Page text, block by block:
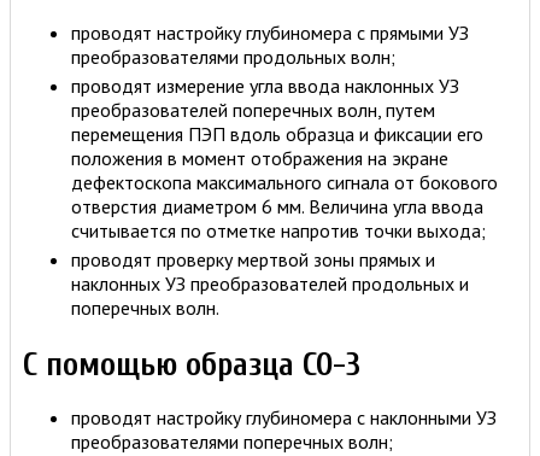
проводят настройку глубиномера с прямыми УЗ
преобразователями продольных волн;
проводят измерение угла ввода наклонных УЗ
преобразователей поперечных волн, путем
перемещения ПЭП вдоль образца и фиксации его
положения в момент отображения на экране
дефектоскопа максимального сигнала от бокового
отверстия диаметром 6 мм. Величина угла ввода
считывается по отметке напротив точки выхода;
проводят проверку мертвой зоны прямых и
наклонных УЗ преобразователей продольных и
поперечных волн.
С помощью образца СО-3
проводят настройку глубиномера с наклонными УЗ
преобразователями поперечных волн;